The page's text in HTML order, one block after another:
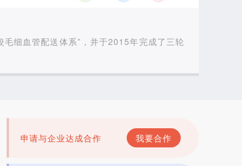
细血管配送体系”，并于2015年完成了三轮
申请与企业达成合作 我要合作